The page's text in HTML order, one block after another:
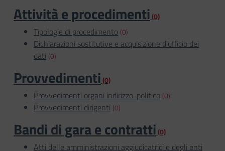
Attività e procedimenti(0)
Tipologie di procedimento (0)
Dichiarazioni sostitutive e acquisizione d'ufficio dei
dati (0)
Provvedimenti(0)
Provvedimenti organi indirizzo-politico (0)
Provvedimenti dirigenti (0)
Bandi di gara e contratti(0)
Atti delle amministrazioni aggiudicatrici e degli enti